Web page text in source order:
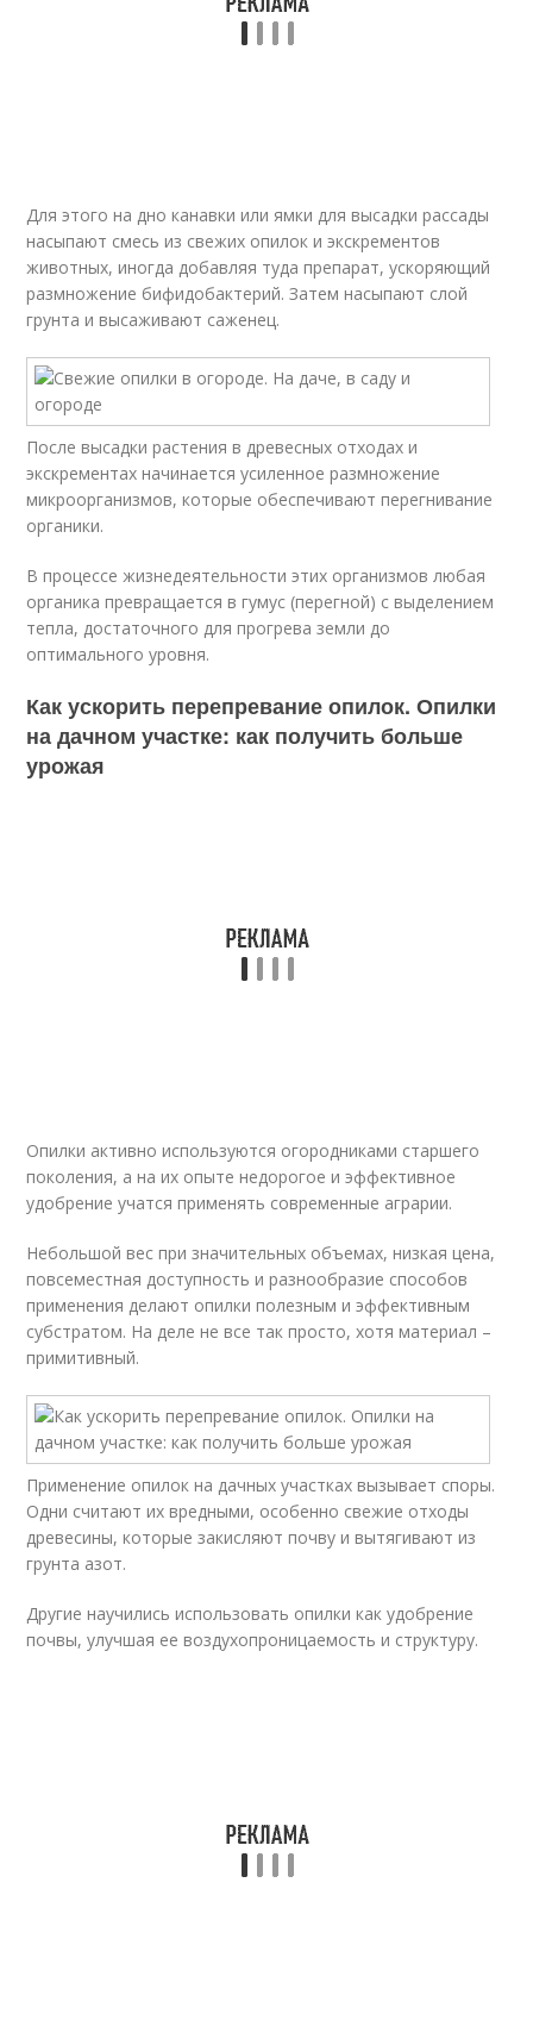
Для этого на дно канавки или ямки для высадки рассады
насыпают смесь из свежих опилок и экскрементов
животных, иногда добавляя туда препарат, ускоряющий
размножение бифидобактерий. Затем насыпают слой
грунта и высаживают саженец.
После высадки растения в древесных отходах и
экскрементах начинается усиленное размножение
микроорганизмов, которые обеспечивают перегнивание
органики.
В процессе жизнедеятельности этих организмов любая
органика превращается в гумус (перегной) с выделением
тепла, достаточного для прогрева земли до
оптимального уровня.
Как ускорить перепревание опилок. Опилки
на дачном участке: как получить больше
урожая
Опилки активно используются огородниками старшего
поколения, а на их опыте недорогое и эффективное
удобрение учатся применять современные аграрии.
Небольшой вес при значительных объемах, низкая цена,
повсеместная доступность и разнообразие способов
применения делают опилки полезным и эффективным
субстратом. На деле не все так просто, хотя материал –
примитивный.
Применение опилок на дачных участках вызывает споры.
Одни считают их вредными, особенно свежие отходы
древесины, которые закисляют почву и вытягивают из
грунта азот.
Другие научились использовать опилки как удобрение
почвы, улучшая ее воздухопроницаемость и структуру.